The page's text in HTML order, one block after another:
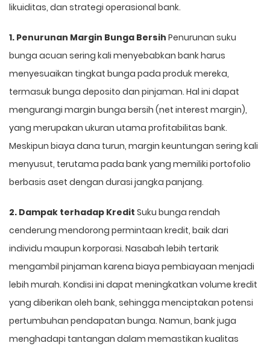
likuiditas, dan strategi operasional bank.
1. Penurunan Margin Bunga Bersih Penurunan suku
bunga acuan sering kali menyebabkan bank harus
menyesuaikan tingkat bunga pada produk mereka,
termasuk bunga deposito dan pinjaman. Hal ini dapat
mengurangi margin bunga bersih (net interest margin),
yang merupakan ukuran utama profitabilitas bank.
Meskipun biaya dana turun, margin keuntungan sering kali
menyusut, terutama pada bank yang memiliki portofolio
berbasis aset dengan durasi jangka panjang.
2. Dampak terhadap Kredit Suku bunga rendah
cenderung mendorong permintaan kredit, baik dari
individu maupun korporasi. Nasabah lebih tertarik
mengambil pinjaman karena biaya pembiayaan menjadi
lebih murah. Kondisi ini dapat meningkatkan volume kredit
yang diberikan oleh bank, sehingga menciptakan potensi
pertumbuhan pendapatan bunga. Namun, bank juga
menghadapi tantangan dalam memastikan kualitas